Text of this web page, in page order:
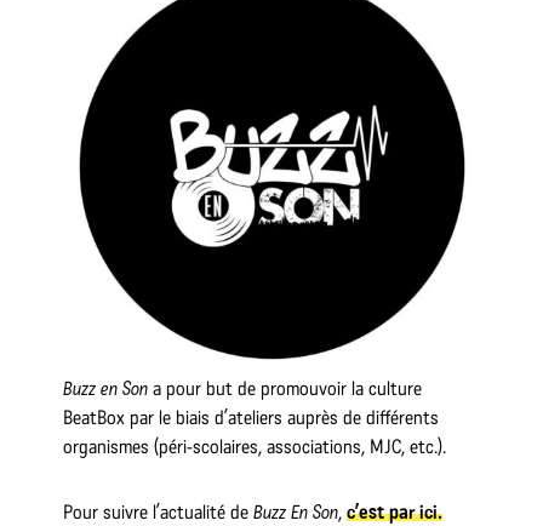
Buzz en Son a pour but de promouvoir la culture
BeatBox par le biais d’ateliers auprès de différents
organismes (péri-scolaires, associations, MJC, etc.).
Pour suivre l’actualité deBuzz En Son,c’est par ici.